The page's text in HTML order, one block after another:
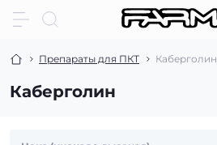
Препараты для ПКТ Каберголин
Каберголин